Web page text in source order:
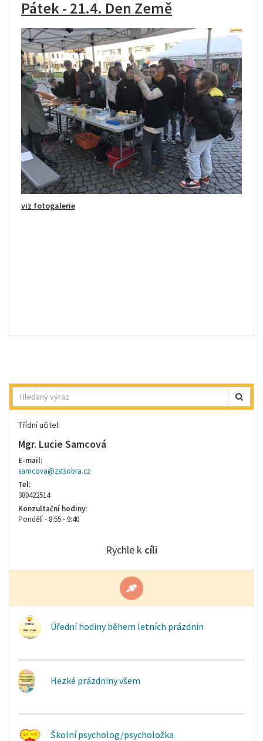
Pátek - 21.4. Den Země
viz fotogalerie
Hledat
Třídní učitel:
Mgr. Lucie Samcová
E-mail:
samcova@zstsobra.cz
Tel:
380422514
Konzultační hodiny:
Pondělí - 8:55 - 9:40
Rychle k cíli
Úřední hodiny během letních prázdnin
Hezké prázdniny všem
Školní psycholog/psycholožka